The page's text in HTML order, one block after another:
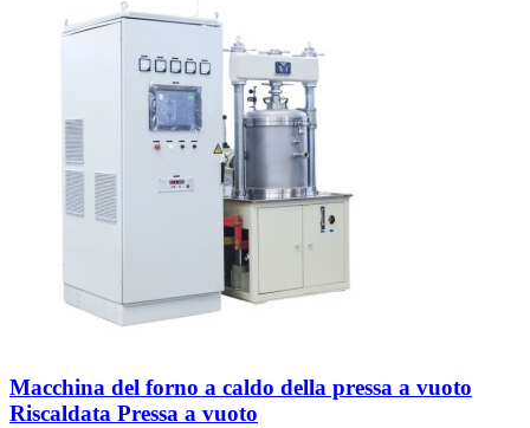
Macchina del forno a caldo della pressa a vuoto
Riscaldata Pressa a vuoto